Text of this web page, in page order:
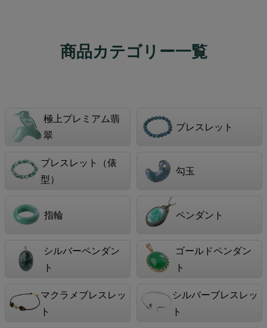
商品カテゴリー一覧
極上プレミアム翡
翠
ブレスレット
ブレスレット（俵
型）
勾玉
指輪 ペンダント
シルバーペンダン
ト
ゴールドペンダン
ト
マクラメブレスレッ
ト
シルバーブレスレッ
ト